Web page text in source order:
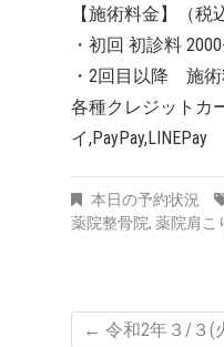
【施術料金】（税
・初回 初診料
・2回目以降 施術
各種クレジットカ
イ,PayPay,LINEPay
本日の予約状況
薬院整骨院, 薬院肩こ
← 令和2年３/３(